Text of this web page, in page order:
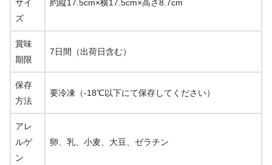
サイ
ズ
約縦17.5cm×横17.5cm×高さ8.7cm
賞味
期限
7日間（出荷日含む）
保存
方法
要冷凍（-18℃以下にて保存してください）
アレ
ルゲ
ン
卵、乳、小麦、大豆、ゼラチン